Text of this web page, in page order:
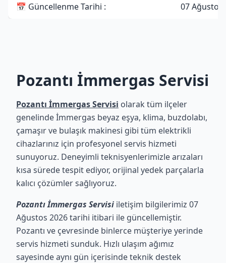
📅 Güncellenme Tarihi : 07 Ağustos
Pozantı İmmergas Servisi
Pozantı İmmergas Servisi olarak tüm ilçeler
genelinde İmmergas beyaz eşya, klima, buzdolabı,
çamaşır ve bulaşık makinesi gibi tüm elektrikli
cihazlarınız için profesyonel servis hizmeti
sunuyoruz. Deneyimli teknisyenlerimizle arızaları
kısa sürede tespit ediyor, orijinal yedek parçalarla
kalıcı çözümler sağlıyoruz.
Pozantı İmmergas Servisi iletişim bilgilerimiz 07
Ağustos 2026 tarihi itibari ile güncellemiştir.
Pozantı ve çevresinde binlerce müşteriye yerinde
servis hizmeti sunduk. Hızlı ulaşım ağımız
sayesinde aynı gün içerisinde teknik destek